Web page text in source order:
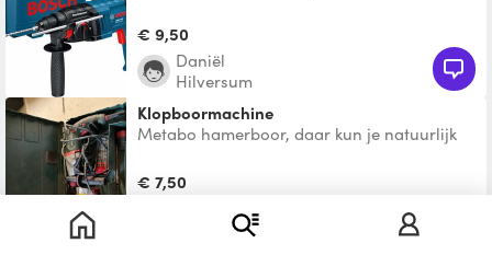
hard beton en steen, zeer geschikt voor
nieuwbouw huizen, wa
€ 9,50
Daniël
Hilversum
Klopboormachine
Metabo hamerboor, daar kun je natuurlijk
€ 7,50